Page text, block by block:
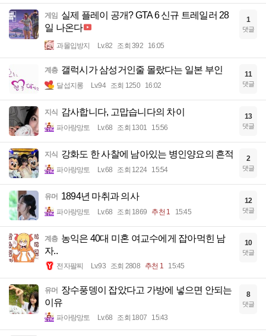
게임
실제 플레이 공개? GTA 6 신규 트레일러 28
일 나온다
과몰입방지 Lv.82 조회 392 16:05
1
댓글
계층 갤럭시가 삼성거인줄 몰랐다는 일본 부인
달섭지롱 Lv.94 조회 1250 16:02
11
댓글
지식 감사합니다, 고맙습니다의 차이
파아랑망토 Lv.68 조회 1301 15:56
13
댓글
지식 강화도 한 사찰에 남아있는 병인양요의 흔적
파아랑망토 Lv.68 조회 1224 15:54
2
댓글
유머 1894년 마취과 의사
파아랑망토 Lv.68 조회 1869 추천 1 15:45
12
댓글
계층 농익은 40대 미혼 여교수에게 잡아먹힌 남
자..
전자팔찌 Lv.93 조회 2808 추천 1 15:45
10
댓글
유머 장수풍뎅이 잡았다고 가방에 넣으면 안되는
이유
파아랑망토 Lv.68 조회 1807 15:43
8
댓글